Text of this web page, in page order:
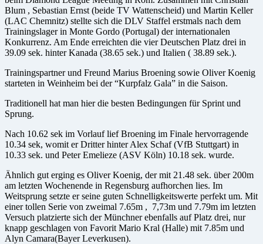
Blum , Sebastian Ernst (beide TV Wattenscheid) und Martin Keller
(LAC Chemnitz) stellte sich die DLV Staffel erstmals nach dem
Trainingslager in Monte Gordo (Portugal) der internationalen
Konkurrenz. Am Ende erreichten die vier Deutschen Platz drei in
39.09 sek. hinter Kanada (38.65 sek.) und Italien ( 38.89 sek.).
Trainingspartner und Freund Marius Broening sowie Oliver Koenig
starteten in Weinheim bei der “Kurpfalz Gala” in die Saison.
Traditionell hat man hier die besten Bedingungen für Sprint und
Sprung.
Nach 10.62 sek im Vorlauf lief Broening im Finale hervorragende
10.34 sek, womit er Dritter hinter Alex Schaf (VfB Stuttgart) in
10.33 sek. und Peter Emelieze (ASV Köln) 10.18 sek. wurde.
Ähnlich gut erging es Oliver Koenig, der mit 21.48 sek. über 200m
am letzten Wochenende in Regensburg aufhorchen lies. Im
Weitsprung setzte er seine guten Schnelligkeitswerte perfekt um. Mit
einer tollen Serie von zweimal 7.65m , 7,73m und 7.79m im letzten
Versuch platzierte sich der Münchner ebenfalls auf Platz drei, nur
knapp geschlagen von Favorit Mario Kral (Halle) mit 7.85m und
Alyn Camara(Bayer Leverkusen).